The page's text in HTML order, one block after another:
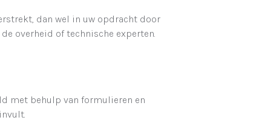
dan wel in uw opdracht door
overheid of technische experten.
met behulp van formulieren en